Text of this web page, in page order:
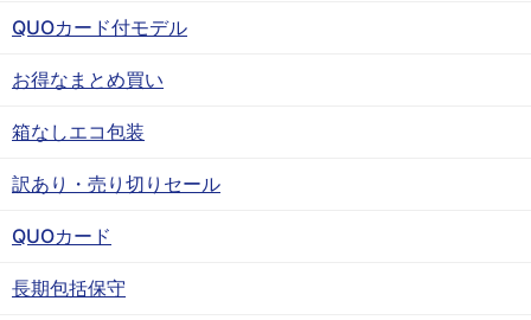
QUOカード付モデル
お得なまとめ買い
箱なしエコ包装
訳あり・売り切りセール
QUOカード
長期包括保守